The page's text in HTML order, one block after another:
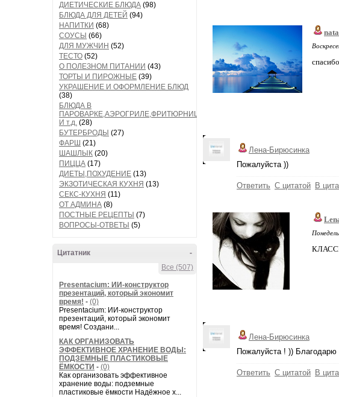
ДИЕТИЧЕСКИЕ БЛЮДА (98)
БЛЮДА ДЛЯ ДЕТЕЙ (94)
НАПИТКИ (68)
СОУСЫ (66)
ДЛЯ МУЖЧИН (52)
ТЕСТО (52)
О ПОЛЕЗНОМ ПИТАНИИ (43)
ТОРТЫ И ПИРОЖНЫЕ (39)
УКРАШЕНИЕ И ОФОРМЛЕНИЕ БЛЮД
(38)
БЛЮДА В
ПАРОВАРКЕ,АЭРОГРИЛЕ,ФРИТЮРНИЦЕ
И т.д. (28)
БУТЕРБРОДЫ (27)
ФАРШ (21)
ШАШЛЫК (20)
ПИЦЦА (17)
ДИЕТЫ,ПОХУДЕНИЕ (13)
ЭКЗОТИЧЕСКАЯ КУХНЯ (13)
СЕКС-КУХНЯ (11)
ОТ АДМИНА (8)
ПОСТНЫЕ РЕЦЕПТЫ (7)
ВОПРОСЫ-ОТВЕТЫ (5)
-
Цитатник
Все (507)
Presentacium: ИИ‑конструктор
презентаций, который экономит
время! - (0)
Presentacium: ИИ‑конструктор
презентаций, который экономит
время! Создани...
КАК ОРГАНИЗОВАТЬ
ЭФФЕКТИВНОЕ ХРАНЕНИЕ ВОДЫ:
ПОДЗЕМНЫЕ ПЛАСТИКОВЫЕ
ЁМКОСТИ - (0)
Как организовать эффективное
хранение воды: подземные
пластиковые ёмкости Надёжное х...
Лена-Бирюсинка
Пожалуйста ))
Ответить С цитатой В
Лена-Бирюсинка
Пожалуйста ! )) Благодарю
Ответить С цитатой В